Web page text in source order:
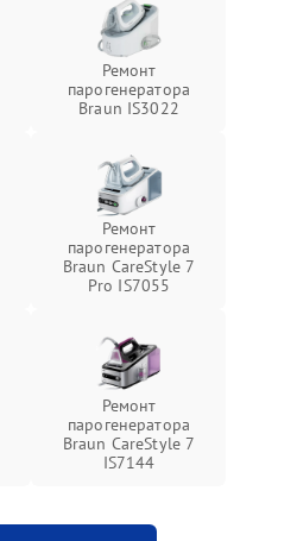
Ремонт
парогенератора
Braun IS3022
Ремонт
парогенератора
Braun CareStyle 7
Pro IS7055
Ремонт
парогенератора
Braun CareStyle 7
IS7144